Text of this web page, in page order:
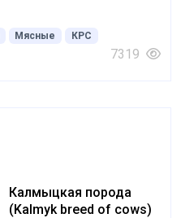
Мясные КРС
7319
Калмыцкая порода
(Kalmyk breed of cows)